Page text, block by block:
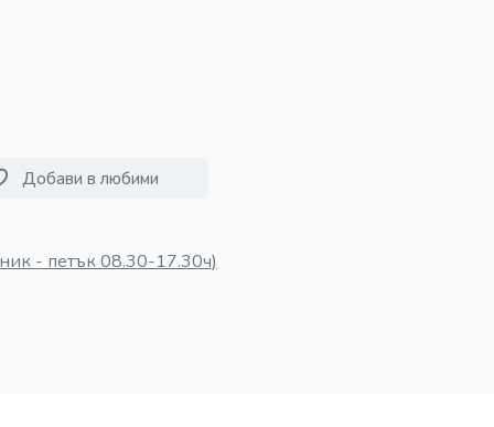
Добави в любими
- петък 08.30-17.30ч)